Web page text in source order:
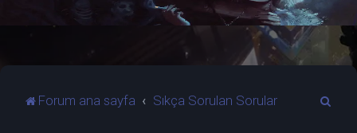
Forum ana sayfa Sıkça Sorulan Sorular